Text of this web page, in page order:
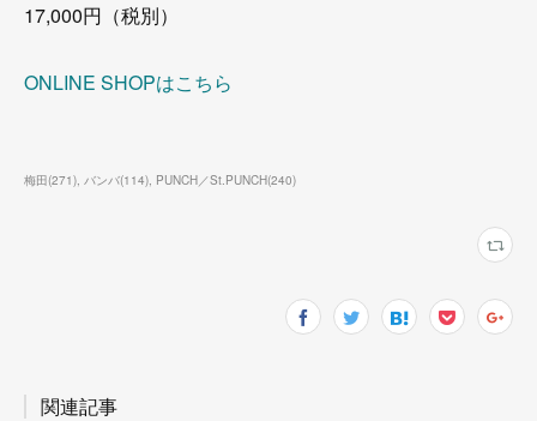
17,000円（税別）
ONLINE SHOPはこちら
梅田(271) バンバ(114) PUNCH／St.PUNCH(240)
関連記事